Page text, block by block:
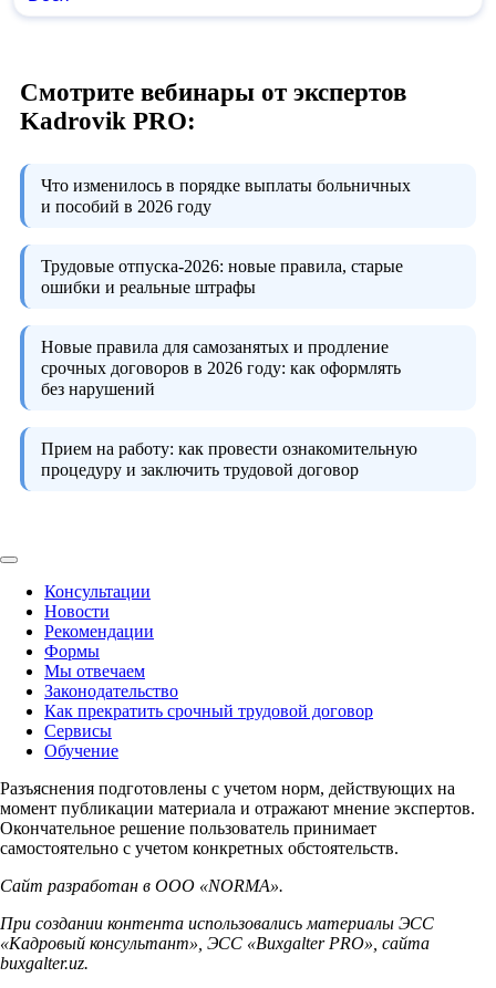
Смотрите вебинары от экспертов
Kadrovik PRO:
Что изменилось в порядке выплаты больничных
и пособий в 2026 году
Трудовые отпуска-2026: новые правила, старые
ошибки и реальные штрафы
Новые правила для самозанятых и продление
срочных договоров в 2026 году: как оформлять
без нарушений
Прием на работу: как провести ознакомительную
процедуру и заключить трудовой договор
Консультации
Новости
Рекомендации
Формы
Мы отвечаем
Законодательство
Как прекратить срочный трудовой договор
Сервисы
Обучение
Разъяснения подготовлены с учетом норм, действующих на
момент публикации материала и отражают мнение экспертов.
Окончательное решение пользователь принимает
самостоятельно с учетом конкретных обстоятельств.
Сайт разработан в ООО «NORMA».
При создании контента использовались материалы ЭСС
«Кадровый консультант», ЭСС «Buxgalter PRO», сайта
buxgalter.uz.